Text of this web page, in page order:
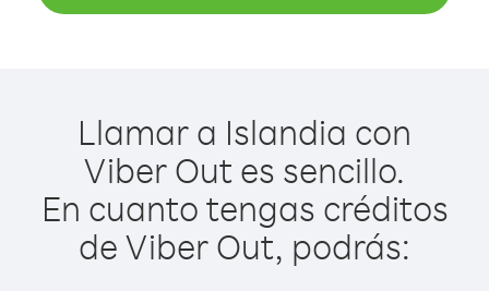
Llamar a Islandia con
Viber Out es sencillo.
En cuanto tengas créditos
de Viber Out, podrás: